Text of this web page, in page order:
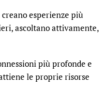
esperienze più
ascoltano attivamente,
più profonde e
le proprie risorse